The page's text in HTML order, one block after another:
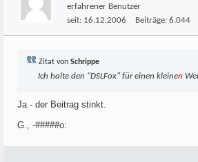
erfahrener Benutzer
seit: 16.12.2006 Beiträge: 6.044
Zitat von Schrippe
Ich halte den "DSLFox" für einen kleinen
Ja - der Beitrag stinkt.
G., -#####o: